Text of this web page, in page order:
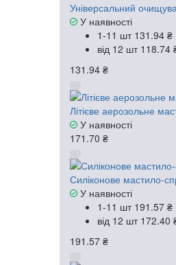
Універсальний
У наявності
1-11 шт 131.94 ₴
від 12 шт 118.74
131.94 ₴
Літієве аерозольне
У наявності
171.70 ₴
Силіконове мастило-
У наявності
1-11 шт 191.57 ₴
від 12 шт 172.40
191.57 ₴